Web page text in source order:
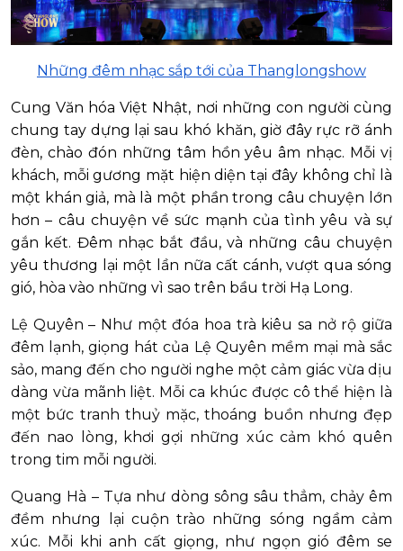
Những đêm nhạc sắp tới của Thanglongshow
Cung Văn hóa Việt Nhật, nơi những con người cùng
chung tay dựng lại sau khó khăn, giờ đây rực rỡ ánh
đèn, chào đón những tâm hồn yêu âm nhạc. Mỗi vị
khách, mỗi gương mặt hiện diện tại đây không chỉ là
một khán giả, mà là một phần trong câu chuyện lớn
hơn – câu chuyện về sức mạnh của tình yêu và sự
gắn kết. Đêm nhạc bắt đầu, và những câu chuyện
yêu thương lại một lần nữa cất cánh, vượt qua sóng
gió, hòa vào những vì sao trên bầu trời Hạ Long.
Lệ Quyên – Như một đóa hoa trà kiêu sa nở rộ giữa
đêm lạnh, giọng hát của Lệ Quyên mềm mại mà sắc
sảo, mang đến cho người nghe một cảm giác vừa dịu
dàng vừa mãnh liệt. Mỗi ca khúc được cô thể hiện là
một bức tranh thuỷ mặc, thoáng buồn nhưng đẹp
đến nao lòng, khơi gợi những xúc cảm khó quên
trong tim mỗi người.
Quang Hà – Tựa như dòng sông sâu thẳm, chảy êm
đềm nhưng lại cuộn trào những sóng ngầm cảm
xúc. Mỗi khi anh cất giọng, như ngọn gió đêm se